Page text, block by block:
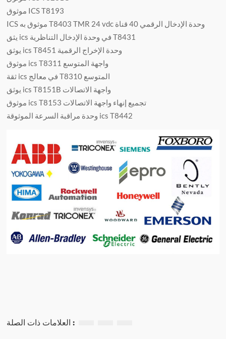
موثوق ICS T8193
ICS موثوق به T8403 TMR 24 vdc وحدة الإدخال الرقمي 40 قناة
يثق ics في وحدة الإدخال التناظرية T8431
يوثق ics T8451 وحدة الإخراج الرقمية
موثوق ics T8311 واجهة المتوسع
ثقة ics في معالج T8310 المتوسع
يوثق ics T8151B واجهة الاتصالات
موثوق ics T8153 تجميع إنهاء واجهة الاتصالات
وحدة مراقبة السرعة الموثوقة ics T8442
العلامات ذات الصلة :